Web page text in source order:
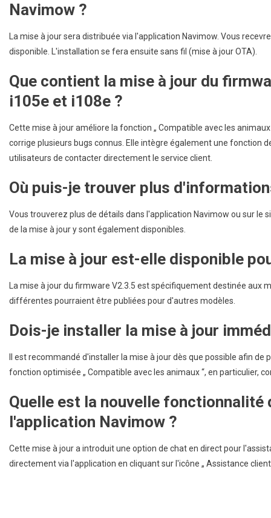
Navimow ?
La mise à jour sera distribuée via l'application Navimow. Vous
disponible. L'installation se fera ensuite sans fil (mise à jour OTA).
Que contient la mise à jour du
i105e et i108e ?
Cette mise à jour améliore la fonction „ Compatible avec les
corrige plusieurs bugs connus. Elle intègre également une fonction
utilisateurs de contacter directement le service client.
Où puis-je trouver plus
Vous trouverez plus de détails dans l'application Navimow ou sur le
de la mise à jour y sont également disponibles.
La mise à jour est-elle disponible
La mise à jour du firmware V2.3.5 est spécifiquement destinée aux
différentes pourraient être publiées pour d'autres modèles.
Dois-je installer la mise à jour
Il est recommandé d'installer la mise à jour dès que possible afin
fonction optimisée „ Compatible avec les animaux “, en particulier,
Quelle est la nouvelle fonctionnalité
l'application Navimow ?
Cette mise à jour a introduit une option de chat en direct pour
directement via l'application en cliquant sur l'icône „ Assistance